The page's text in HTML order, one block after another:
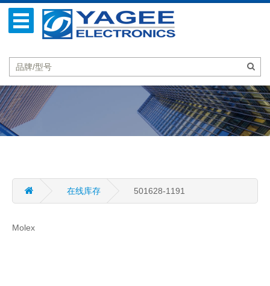
在线库存 501628-1191
Molex